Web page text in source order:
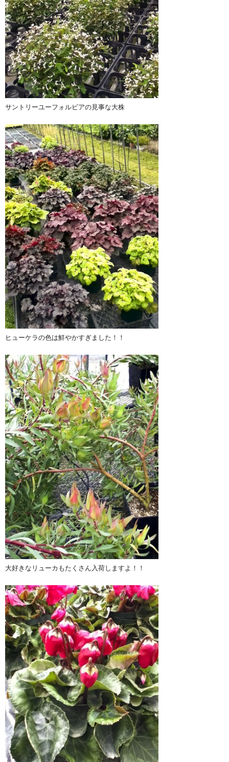
サントリーユーフォルビアの見事な大株
ヒューケラの色は鮮やかすぎました！！
大好きなリューカもたくさん入荷しますよ！！